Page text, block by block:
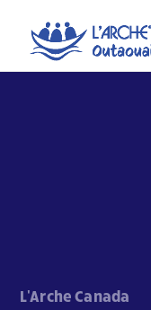
L'Arche Canada